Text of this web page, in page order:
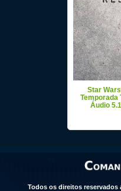
Star
Temporada
Áudio
Todos os direitos reservados